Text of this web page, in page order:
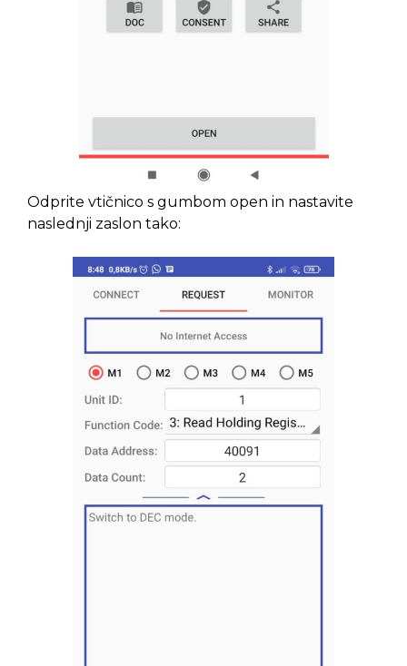
Odprite vtičnico s gumbom open in nastavite
naslednji zaslon tako: